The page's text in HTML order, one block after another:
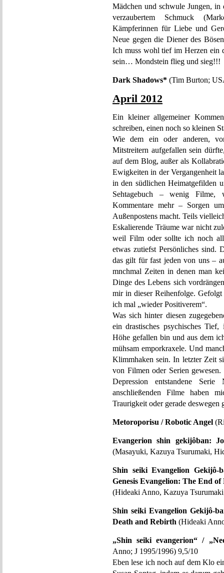
Mädchen und schwule Jungen,
verzaubertem Schmuck
Kämpferinnen für Liebe und
Neue gegen die Diener des
Ich muss wohl tief im Herzen ein
sein… Mondstein flieg und sieg!!!
Dark Shadows* (Tim Burton;
April 2012
Ein kleiner allgemeiner
schreiben, einen noch so kleinen
Wie dem ein oder anderen,
Mitstreitern aufgefallen sein
auf dem Blog, außer als
Ewigkeiten in der Vergangenheit
in den südlichen Heimatgefilden
Sehtagebuch – wenig Filme,
Kommentare mehr – Sorgen
Außenpostens macht. Teils
Eskalierende Träume war nicht
weil Film oder sollte ich noch
etwas zutiefst Persönliches sind.
das gilt für fast jeden von uns –
mnchmal Zeiten in denen man
Dinge des Lebens sich
mir in dieser Reihenfolge.
ich mal „wieder Positiverem“.
Was sich hinter diesen
ein drastisches psychisches
Höhe gefallen bin und aus dem
mühsam emporkraxele. Und
Klimmhaken sein. In letzter Zeit
von Filmen oder Serien
Depression entstandene
anschließenden Filme haben
Traurigkeit oder gerade deswegen
Metoroporisu / Robotic Angel
Evangerion shin gekijôban:
(Masayuki, Kazuya Tsurumaki,
Shin seiki Evangelion
Genesis Evangelion: The End of
(Hideaki Anno, Kazuya
Shin seiki Evangelion Gekijô-
Death and Rebirth (Hideaki
„Shin seiki evangerion“ /
Anno; J 1995/1996) 9,5/10
Eben lese ich noch auf dem Klo